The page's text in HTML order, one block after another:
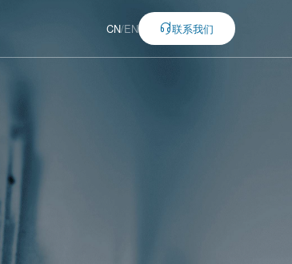
CN/EN 联系我们